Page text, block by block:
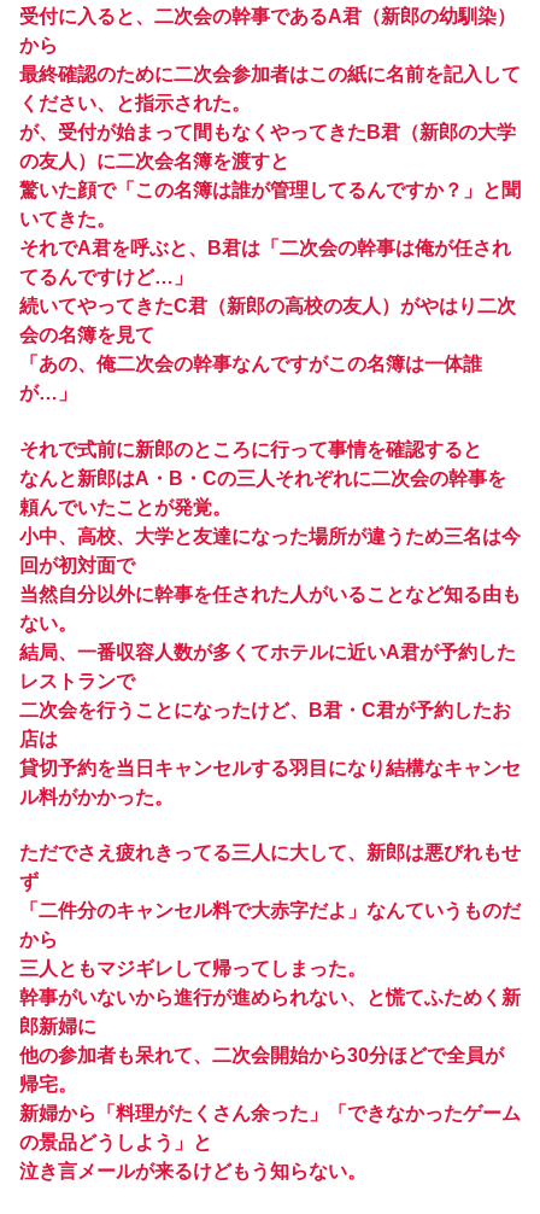
受付に入ると、二次会の幹事であるA君（新郎の幼馴染）
から
最終確認のために二次会参加者はこの紙に名前を記入して
ください、と指示された。
が、受付が始まって間もなくやってきたB君（新郎の大学
の友人）に二次会名簿を渡すと
驚いた顔で「この名簿は誰が管理してるんですか？」と聞
いてきた。
それでA君を呼ぶと、B君は「二次会の幹事は俺が任され
てるんですけど…」
続いてやってきたC君（新郎の高校の友人）がやはり二次
会の名簿を見て
「あの、俺二次会の幹事なんですがこの名簿は一体誰
が…」
それで式前に新郎のところに行って事情を確認すると
なんと新郎はA・B・Cの三人それぞれに二次会の幹事を
頼んでいたことが発覚。
小中、高校、大学と友達になった場所が違うため三名は今
回が初対面で
当然自分以外に幹事を任された人がいることなど知る由も
ない。
結局、一番収容人数が多くてホテルに近いA君が予約した
レストランで
二次会を行うことになったけど、B君・C君が予約したお
店は
貸切予約を当日キャンセルする羽目になり結構なキャンセ
ル料がかかった。
ただでさえ疲れきってる三人に大して、新郎は悪びれもせ
ず
「二件分のキャンセル料で大赤字だよ」なんていうものだ
から
三人ともマジギレして帰ってしまった。
幹事がいないから進行が進められない、と慌てふためく新
郎新婦に
他の参加者も呆れて、二次会開始から30分ほどで全員が
帰宅。
新婦から「料理がたくさん余った」「できなかったゲーム
の景品どうしよう」と
泣き言メールが来るけどもう知らない。